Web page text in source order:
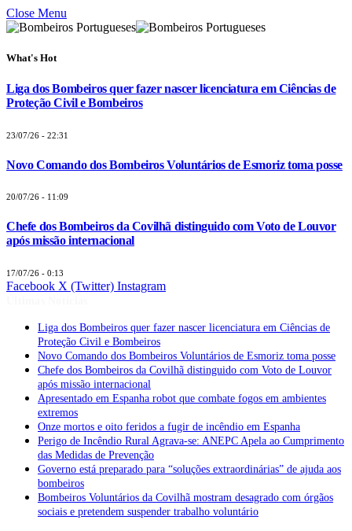
Close Menu
What's Hot
Liga dos Bombeiros quer fazer nascer licenciatura em Ciências de
Proteção Civil e Bombeiros
23/07/26 - 22:31
Novo Comando dos Bombeiros Voluntários de Esmoriz toma posse
20/07/26 - 11:09
Chefe dos Bombeiros da Covilhã distinguido com Voto de Louvor
após missão internacional
17/07/26 - 0:13
Facebook X (Twitter) Instagram
Liga dos Bombeiros quer fazer nascer licenciatura em Ciências de
Proteção Civil e Bombeiros
Novo Comando dos Bombeiros Voluntários de Esmoriz toma posse
Chefe dos Bombeiros da Covilhã distinguido com Voto de Louvor
após missão internacional
Apresentado em Espanha robot que combate fogos em ambientes
extremos
Onze mortos e oito feridos a fugir de incêndio em Espanha
Perigo de Incêndio Rural Agrava-se: ANEPC Apela ao Cumprimento
das Medidas de Prevenção
Governo está preparado para “soluções extraordinárias” de ajuda aos
bombeiros
Bombeiros Voluntários da Covilhã mostram desagrado com órgãos
sociais e pretendem suspender trabalho voluntário